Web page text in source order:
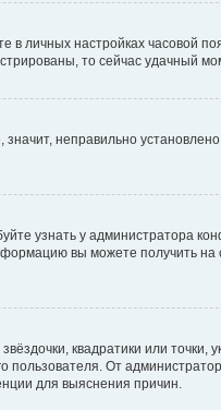
личных настройках часовой
то сейчас удачный
неправильно
узнать у администратора
вы можете получить на
квадратики или
От
для выяснения причин.